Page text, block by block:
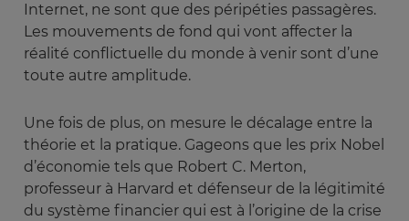
Internet, ne sont que des péripéties passagères.
Les mouvements de fond qui vont affecter la
réalité conflictuelle du monde à venir sont d’une
toute autre amplitude.
Une fois de plus, on mesure le décalage entre la
théorie et la pratique. Gageons que les prix Nobel
d’économie tels que Robert C. Merton,
professeur à Harvard et défenseur de la légitimité
du système financier qui est à l’origine de la crise